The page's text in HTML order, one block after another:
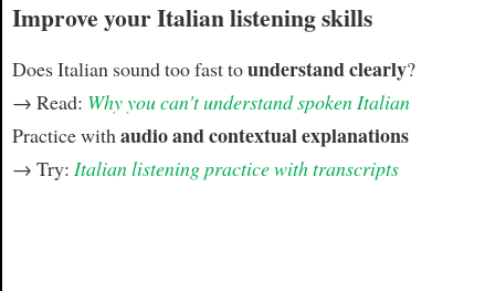
Improve your Italian listening skills
Does Italian sound too fast tounderstand clearly?
→ Read: Why you can't understand spoken Italian
Practice with audio and contextual explanations
→ Try: Italian listening practice with transcripts